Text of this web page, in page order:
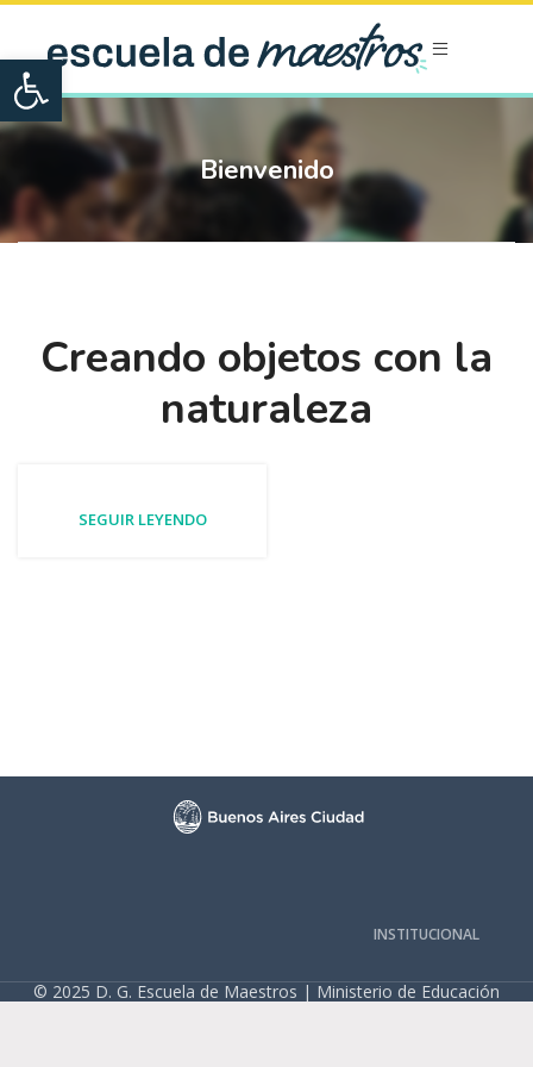
Open toolbar
Bienvenido
Creando objetos con la
naturaleza
SEGUIR LEYENDO
INSTITUCIONAL
© 2025 D. G. Escuela de Maestros | Ministerio de Educación